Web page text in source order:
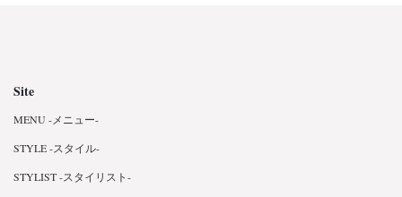
Site
MENU -メニュー-
STYLE -スタイル-
STYLIST -スタイリスト-